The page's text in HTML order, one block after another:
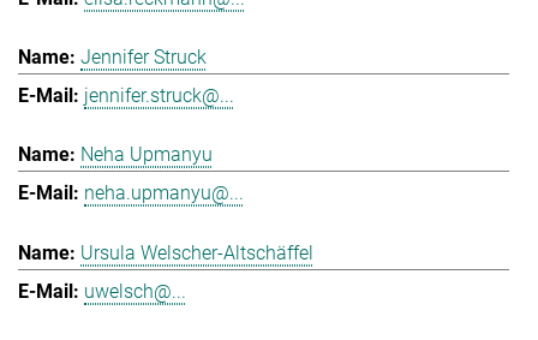
Jennifer Struck
jennifer.struck@...
Neha Upmanyu
neha.upmanyu@...
Ursula Welscher-Altschäffel
uwelsch@...